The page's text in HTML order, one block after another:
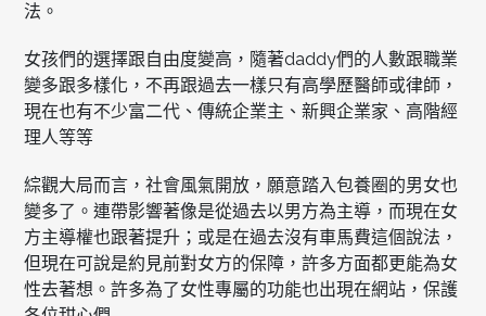
法。
女孩們的選擇跟自由度變高，隨著daddy們的人數跟職業
變多跟多樣化，不再跟過去一樣只有高學歷醫師或律師，
現在也有不少富二代、傳統企業主、新興企業家、高階經
理人等等
綜觀大局而言，社會風氣開放，願意踏入包養圈的男女也
變多了。連帶影響著像是從過去以男方為主導，而現在女
方主導權也跟著提升；或是在過去沒有車馬費這個說法，
但現在可說是約見前對女方的保障，許多方面都更能為女
性去著想。許多為了女性專屬的功能也出現在網站，保護